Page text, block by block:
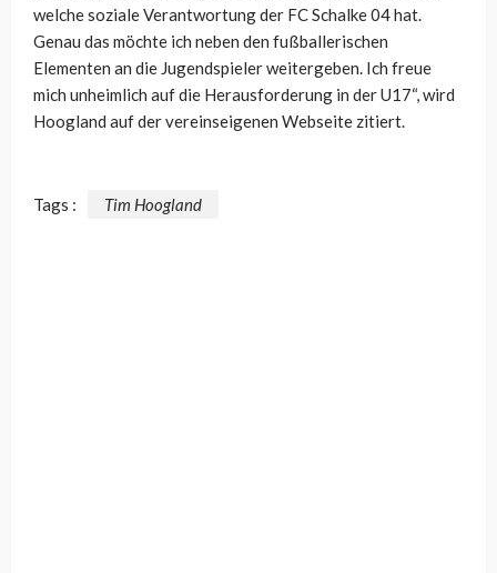
welche soziale Verantwortung der FC Schalke 04 hat.
Genau das möchte ich neben den fußballerischen
Elementen an die Jugendspieler weitergeben. Ich freue
mich unheimlich auf die Herausforderung in der U17“, wird
Hoogland auf der vereinseigenen Webseite zitiert.
Tags : Tim Hoogland